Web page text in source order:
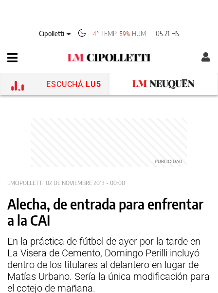
Cipolletti 4°TEMP 59% HUM 05:21 HS
ESCUCHÁ LU5
LMCIPOLLETTI 02 DE NOVIEMBRE 2013 - 00:00
Alecha, de entrada para enfrentar
a la CAI
En la práctica de fútbol de ayer por la tarde en
La Visera de Cemento, Domingo Perilli incluyó
dentro de los titulares al delantero en lugar de
Matías Urbano. Sería la única modificación para
el cotejo de mañana.